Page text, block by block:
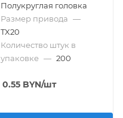
Полукруглая головка
Размер привода —
TX20
Количество штук в
упаковке — 200
0.55 BYN/шт